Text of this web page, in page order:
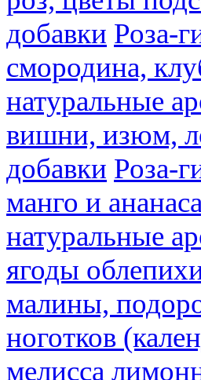
добавки Роза-
смородина,
натуральные
вишни, изюм,
добавки Роза-
манго и
натуральные
ягоды
малины,
ноготков
мелисса